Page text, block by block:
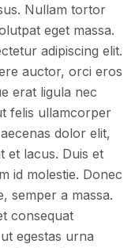
Nullam tortor
eget massa.
adipiscing elit.
auctor, orci eros
erat ligula nec
felis ullamcorper
dolor elit,
et lacus. Duis et
id molestie. Donec
semper a massa.
consequat
egestas urna